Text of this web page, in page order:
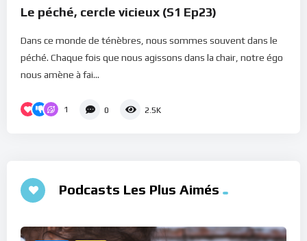
Le péché, cercle vicieux (S1 Ep23)
Dans ce monde de ténèbres, nous sommes souvent dans le
péché. Chaque fois que nous agissons dans la chair, notre égo
nous amène à fai...
1 0 2.5K
Podcasts Les Plus Aimés